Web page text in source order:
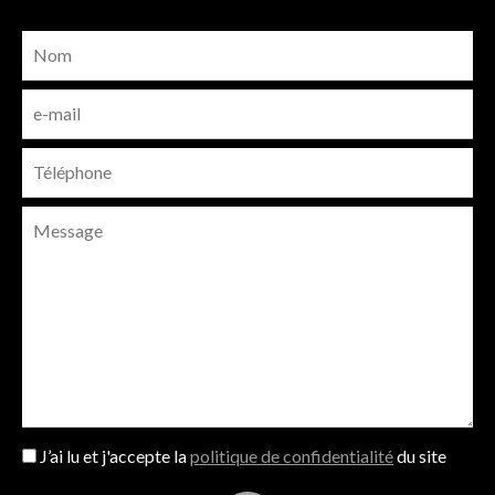
J’ai lu et j'accepte lapolitique de confidentialitédu site